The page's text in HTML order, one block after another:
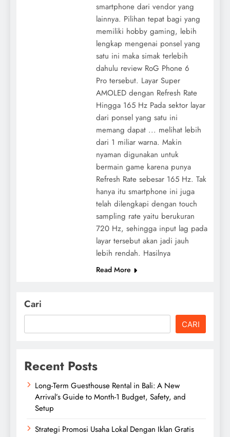
smartphone dari vendor yang
lainnya. Pilihan tepat bagi yang
memiliki hobby gaming, lebih
lengkap mengenai ponsel yang
satu ini maka simak terlebih
dahulu review RoG Phone 6
Pro tersebut. Layar Super
AMOLED dengan Refresh Rate
Hingga 165 Hz Pada sektor layar
dari ponsel yang satu ini
memang dapat ... melihat lebih
dari 1 miliar warna. Makin
nyaman digunakan untuk
bermain game karena punya
Refresh Rate sebesar 165 Hz. Tak
hanya itu smartphone ini juga
telah dilengkapi dengan touch
sampling rate yaitu berukuran
720 Hz, sehingga input lag pada
layar tersebut akan jadi jauh
lebih rendah. Hasilnya
Read More
Cari
CARI
Recent Posts
Long-Term Guesthouse Rental in Bali: A New
Arrival’s Guide to Month-1 Budget, Safety, and
Setup
Strategi Promosi Usaha Lokal Dengan Iklan Gratis